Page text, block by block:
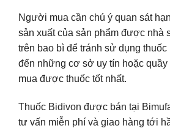
Người mua cần chú ý quan sát
sản xuất của sản phẩm được nhà
trên bao bì để tránh sử dụng thuốc
đến những cơ sở uy tín hoặc quầy
mua được thuốc tốt nhất.
Thuốc Bidivon được bán tại
tư vấn miễn phí và giao hàng tới